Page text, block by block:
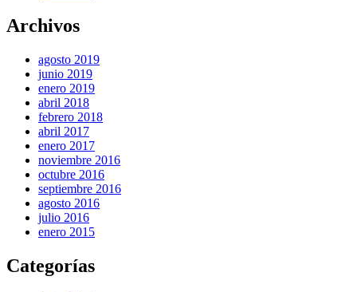
Archivos
agosto 2019
junio 2019
enero 2019
abril 2018
febrero 2018
abril 2017
enero 2017
noviembre 2016
octubre 2016
septiembre 2016
agosto 2016
julio 2016
enero 2015
Categorías